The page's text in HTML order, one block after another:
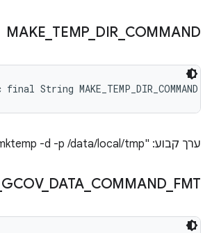
MAKE TEMP_ DIR COMMAND
String MAKE_TEMP_DIR_COMMAND
ערך קבוע: "mktemp -d -p /data/local/tmp/"
GCOV_ DATA COMMAND FMT